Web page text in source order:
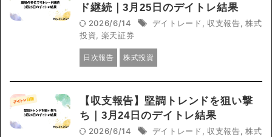
ド継続｜3月25日のデイトレ結果
2026/6/14 デイトレード , 収支報告, 株式
投資, 楽天証券
日次報告 株式投資
【収支報告】堅調トレンドを狙い撃
ち｜3月24日のデイトレ結果
2026/6/14 デイトレード , 収支報告, 株式